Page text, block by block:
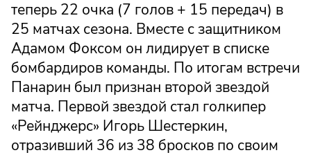
теперь 22 очка (7 голов + 15 передач) в
25 матчах сезона. Вместе с защитником
Адамом Фоксом он лидирует в списке
бомбардиров команды. По итогам встречи
Панарин был признан второй звездой
матча. Первой звездой стал голкипер
«Рейнджерс» Игорь Шестеркин,
отразивший 36 из 38 бросков по своим